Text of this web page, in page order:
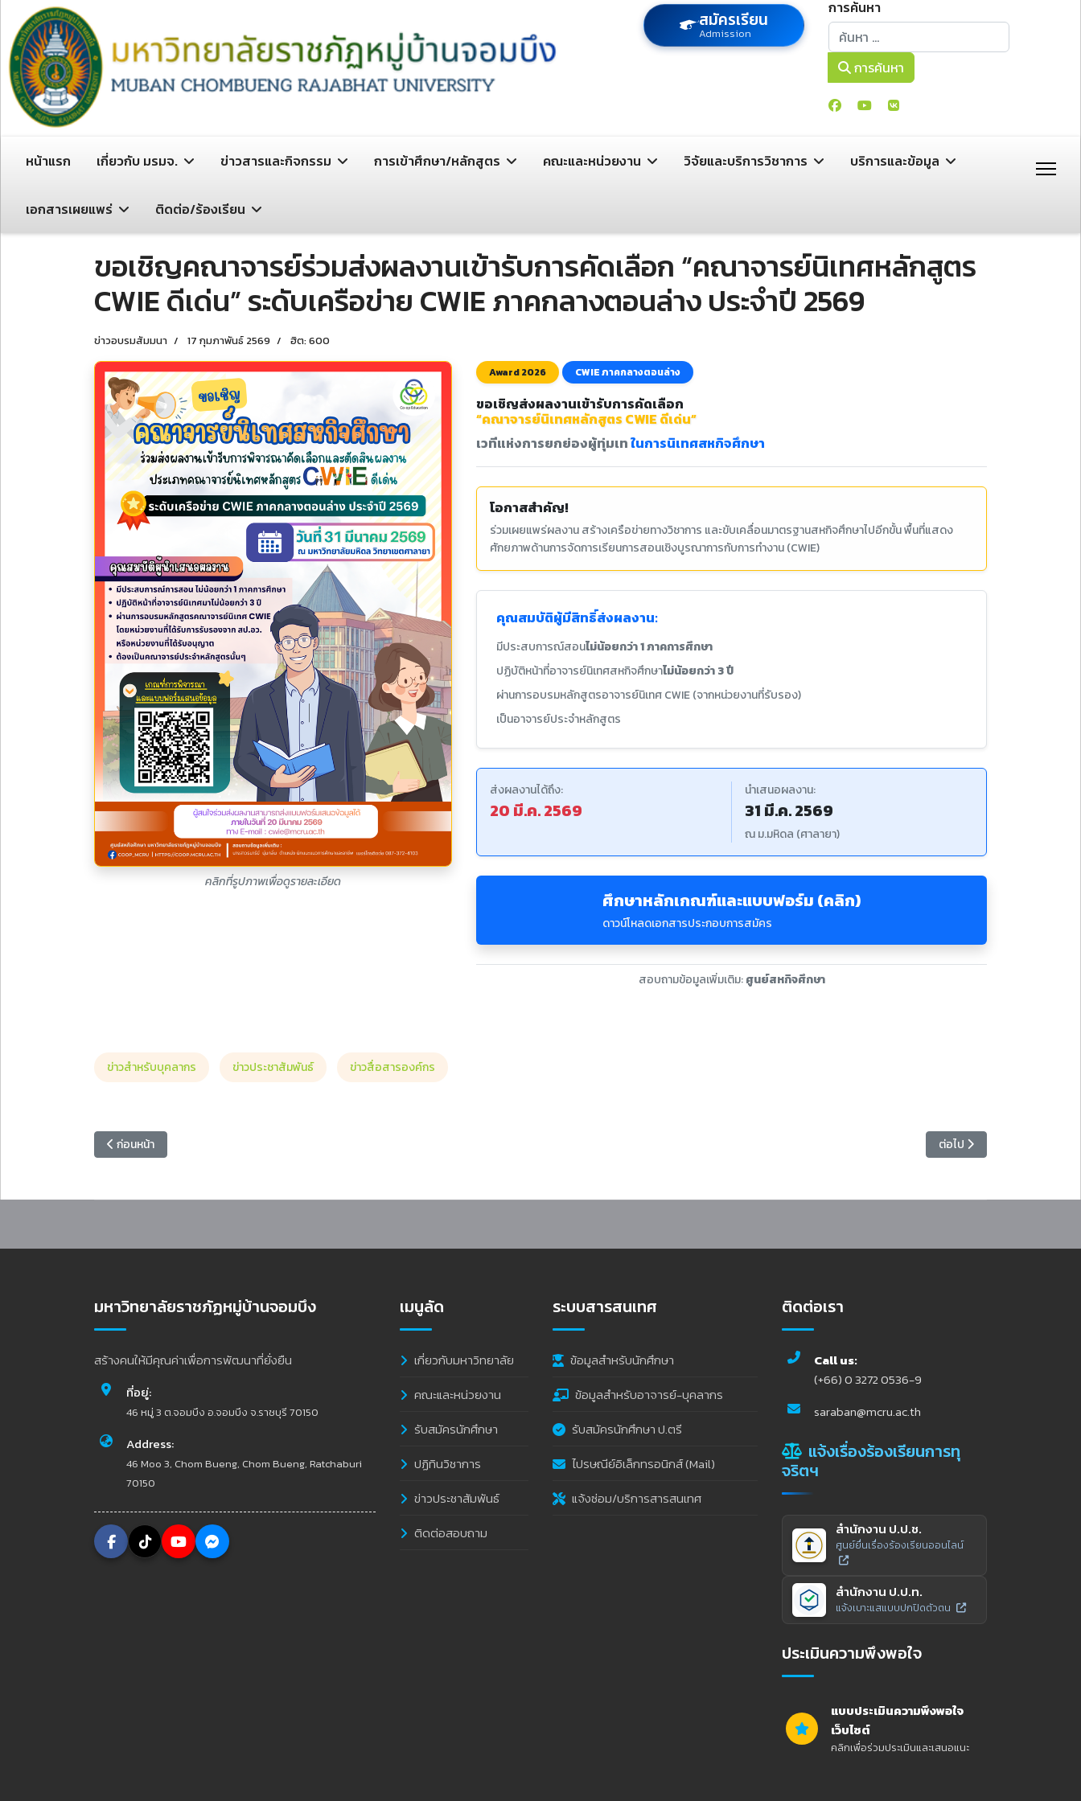
สมัครเรียน
Admission
การค้นหา
การค้นหา
การค้นหา
หน้าแรก เกี่ยวกับ มรมจ. ข่าวสารและกิจกรรม การเข้าศึกษา/หลักสูตร คณะและหน่วยงาน วิจัยและบริการวิชาการ บริการและข้อมูล
เอกสารเผยแพร่ ติดต่อ/ร้องเรียน
ขอเชิญคณาจารย์ร่วมส่งผลงานเข้ารับการคัดเลือก “คณาจารย์นิเทศหลักสูตร
CWIE ดีเด่น” ระดับเครือข่าย CWIE ภาคกลางตอนล่าง ประจำปี 2569
ข่าวอบรมสัมมนา 17 กุมภาพันธ์ 2569 ฮิต: 600
คลิกที่รูปภาพเพื่อดูรายละเอียด
Award 2026 CWIE ภาคกลางตอนล่าง
ขอเชิญส่งผลงานเข้ารับการคัดเลือก
“คณาจารย์นิเทศหลักสูตร CWIE ดีเด่น”
เวทีแห่งการยกย่องผู้ทุ่มเทในการนิเทศสหกิจศึกษา
โอกาสสำคัญ!
ร่วมเผยแพร่ผลงาน สร้างเครือข่ายทางวิชาการ และขับเคลื่อนมาตรฐานสหกิจศึกษาไปอีกขั้น พื้นที่แสดง
ศักยภาพด้านการจัดการเรียนการสอนเชิงบูรณาการกับการทำงาน (CWIE)
คุณสมบัติผู้มีสิทธิ์ส่งผลงาน:
มีประสบการณ์สอนไม่น้อยกว่า 1 ภาคการศึกษา
ปฏิบัติหน้าที่อาจารย์นิเทศสหกิจศึกษาไม่น้อยกว่า 3 ปี
ผ่านการอบรมหลักสูตรอาจารย์นิเทศ CWIE (จากหน่วยงานที่รับรอง)
เป็นอาจารย์ประจำหลักสูตร
ส่งผลงานได้ถึง:
20 มี.ค. 2569
นำเสนอผลงาน:
31 มี.ค. 2569
ณ ม.มหิดล (ศาลายา)
ศึกษาหลักเกณฑ์และแบบฟอร์ม (คลิก)
ดาวน์โหลดเอกสารประกอบการสมัคร
สอบถามข้อมูลเพิ่มเติม:ศูนย์สหกิจศึกษา
ข่าวสำหรับบุคลากร ข่าวประชาสัมพันธ์ ข่าวสื่อสารองค์กร
เนื้อหาก่อนหน้า: สถาบันวิจัยและพัฒนา ขอเชิญเข้าร่วมเวทีประชาคม เพื่อพัฒนาโจทย์วิจัยที่สอดคล้องกับความต้องการของชุมชน “การพัฒนาการผลิตสับปะรด เสาวรส และโกโก้ ในพื้นที่จังหวัดราชบุรี”
ก่อนหน้า เนื้อหาถัดไป: มหาวิทยาลัยราช
ต่อไป
มหาวิทยาลัยราชภัฏหมู่บ้านจอมบึง
สร้างคนให้มีคุณค่าเพื่อการพัฒนาที่ยั่งยืน
ที่อยู่:
46 หมู่ 3 ต.จอมบึง อ.จอมบึง จ.ราชบุรี 70150
Address:
46 Moo 3, Chom Bueng, Chom Bueng, Ratchaburi
70150
เมนูลัด
เกี่ยวกับมหาวิทยาลัย
คณะและหน่วยงาน
รับสมัครนักศึกษา
ปฏิทินวิชาการ
ข่าวประชาสัมพันธ์
ติดต่อสอบถาม
ระบบสารสนเทศ
ข้อมูลสำหรับนักศึกษา
ข้อมูลสำหรับอาจารย์-บุคลากร
รับสมัครนักศึกษา ป.ตรี
ไปรษณีย์อิเล็กทรอนิกส์ (Mail)
แจ้งซ่อม/บริการสารสนเทศ
ติดต่อเรา
Call us:
(+66) 0 3272 0536-9
saraban@mcru.ac.th
แจ้งเรื่องร้องเรียนการทุ
จริตฯ
สำนักงาน ป.ป.ช.
ศูนย์ยื่นเรื่องร้องเรียนออนไลน์
สำนักงาน ป.ป.ท.
แจ้งเบาะแสแบบปกปิดตัวตน
ประเมินความพึงพอใจ
แบบประเมินความพึงพอใจ
เว็บไซต์
คลิกเพื่อร่วมประเมินและเสนอแนะ